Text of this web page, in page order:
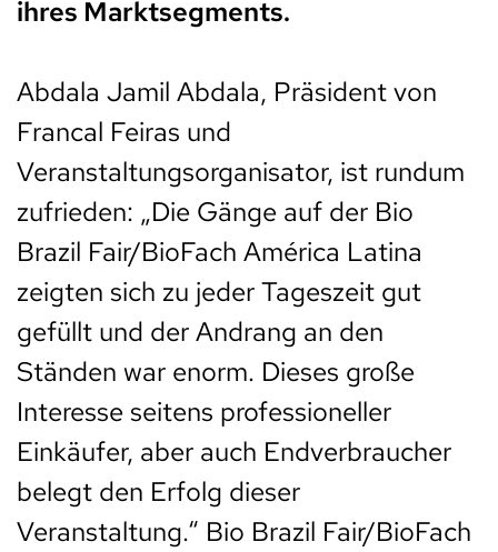
ihres Marktsegments.
Abdala Jamil Abdala, Präsident von
Francal Feiras und
Veranstaltungsorganisator, ist rundum
zufrieden: „Die Gänge auf der Bio
Brazil Fair/BioFach América Latina
zeigten sich zu jeder Tageszeit gut
gefüllt und der Andrang an den
Ständen war enorm. Dieses große
Interesse seitens professioneller
Einkäufer, aber auch Endverbraucher
belegt den Erfolg dieser
Veranstaltung.“ Bio Brazil Fair/BioFach